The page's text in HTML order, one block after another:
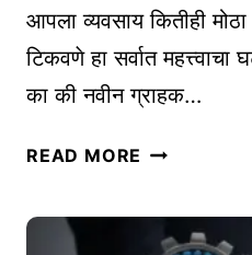
वि
द्या
र्थ्यां
सा
प
आपला व्यवसाय कितीही
टिकवणे हा सर्वात
का की नवीन ग्राहक…
READ MORE ग्रा